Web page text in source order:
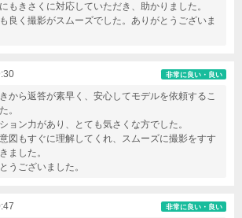
もきさくに対応していただき、助かりました。
良く撮影がスムーズでした。ありがとうございま
非常に良い・良い
から返答が素早く、安心してモデルを依頼するこ
。
ョン力があり、とても気さくな方でした。
図もすぐに理解してくれ、スムーズに撮影をすす
ました。
うございました。
非常に良い・良い